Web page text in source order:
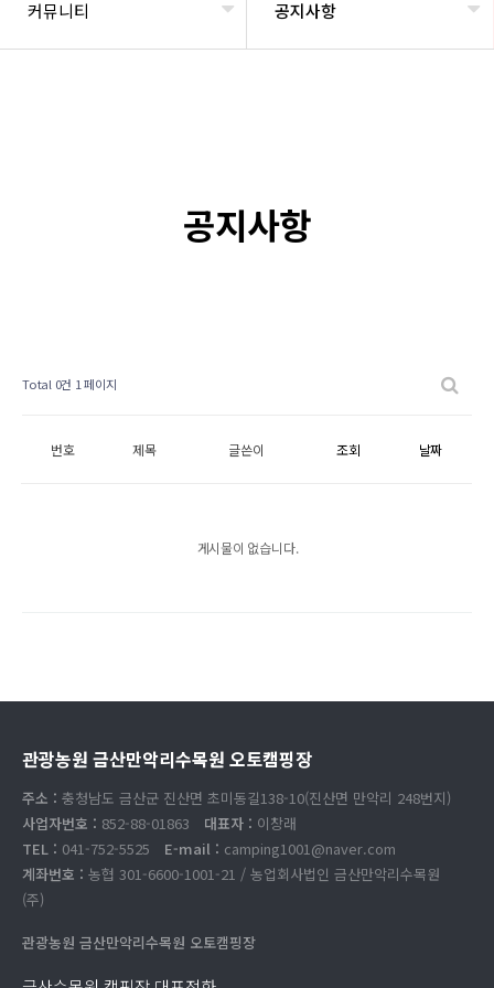
커뮤니티 공지사항
공지사항
Total 0건 1 페이지
번호 제목 글쓴이 조회 날짜
게시물이 없습니다.
관광농원 금산만악리수목원 오토캠핑장
주소 : 충청남도 금산군 진산면 초미동길138-10(진산면 만악리 248번지)
사업자번호 : 852-88-01863 대표자 : 이창래
TEL : 041-752-5525 E-mail : camping1001@naver.com
계좌번호 : 농협 301-6600-1001-21 / 농업회사법인 금산만악리수목원
(주)
관광농원 금산만악리수목원 오토캠핑장